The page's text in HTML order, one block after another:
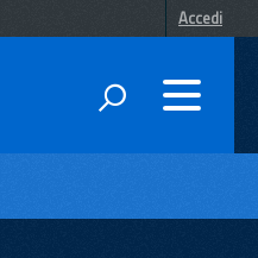
Accedi